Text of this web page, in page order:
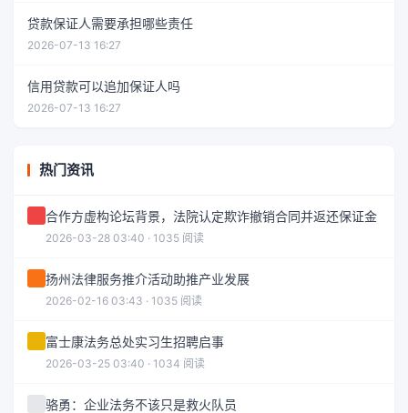
贷款保证人需要承担哪些责任
2026-07-13 16:27
信用贷款可以追加保证人吗
2026-07-13 16:27
热门资讯
合作方虚构论坛背景，法院认定欺诈撤销合同并返还保证金
2026-03-28 03:40 · 1035 阅读
扬州法律服务推介活动助推产业发展
2026-02-16 03:43 · 1035 阅读
富士康法务总处实习生招聘启事
2026-03-25 03:40 · 1034 阅读
骆勇：企业法务不该只是救火队员